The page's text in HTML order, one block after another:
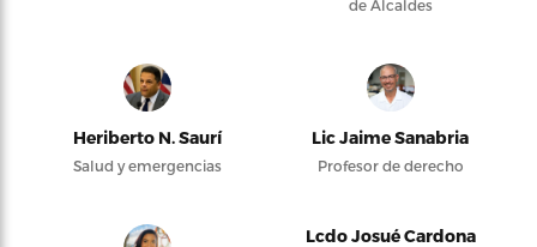
de Alcaldes
Heriberto N. Saurí
Salud y emergencias
Lic Jaime Sanabria
Profesor de derecho
Lcdo Josué Cardona